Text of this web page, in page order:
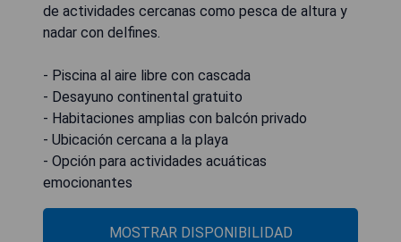
de actividades cercanas como pesca de altura y
nadar con delfines.
- Piscina al aire libre con cascada
- Desayuno continental gratuito
- Habitaciones amplias con balcón privado
- Ubicación cercana a la playa
- Opción para actividades acuáticas
emocionantes
MOSTRAR DISPONIBILIDAD